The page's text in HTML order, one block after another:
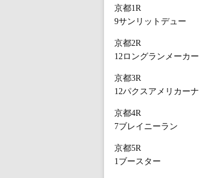
京都1R
9サンリットデュー
京都2R
12ロングランメーカー
京都3R
12パクスアメリカーナ
京都4R
7ブレイニーラン
京都5R
1ブースター